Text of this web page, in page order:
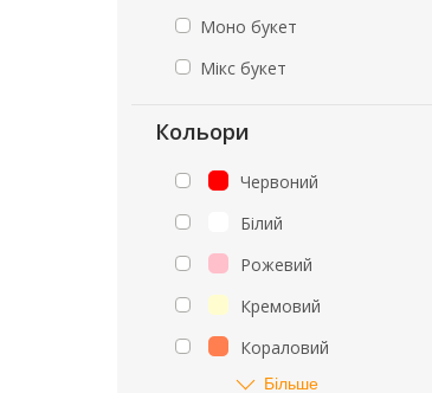
Моно букет
Мікс букет
Кольори
Червоний
Білий
Рожевий
Кремовий
Кораловий
Більше